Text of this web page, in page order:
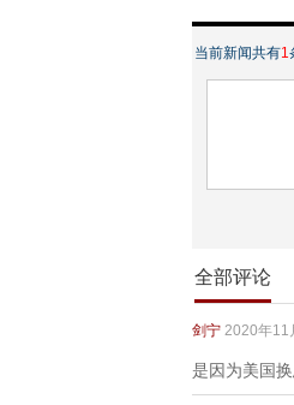
当前新闻共有1
全部评论
剑宁 2020年11
是因为美国